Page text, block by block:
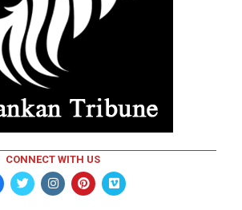
CONNECT WITH US